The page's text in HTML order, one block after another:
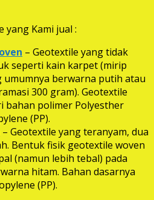
yang Kami jual :
– Geotextile yang tidak
seperti kain karpet (mirip
umumnya berwarna putih atau
300 gram). Geotextile
bahan polimer Polyesther
(PP).
– Geotextile yang teranyam, dua
Bentuk fisik geotextile woven
(namun lebih tebal) pada
hitam. Bahan dasarnya
(PP).